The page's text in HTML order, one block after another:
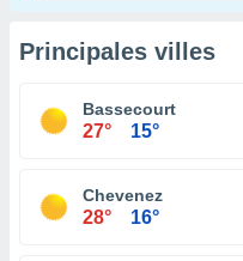
Principales villes
Bassecourt
27° 15°
Chevenez
28° 16°